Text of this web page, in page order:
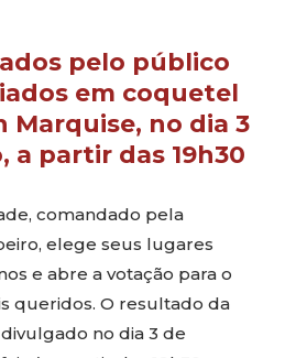
pelo público
em coquetel
Marquise, no dia 3
a partir das 19h30
comandado pela
elege seus lugares
e abre a votação para o
queridos. O resultado da
no dia 3 de